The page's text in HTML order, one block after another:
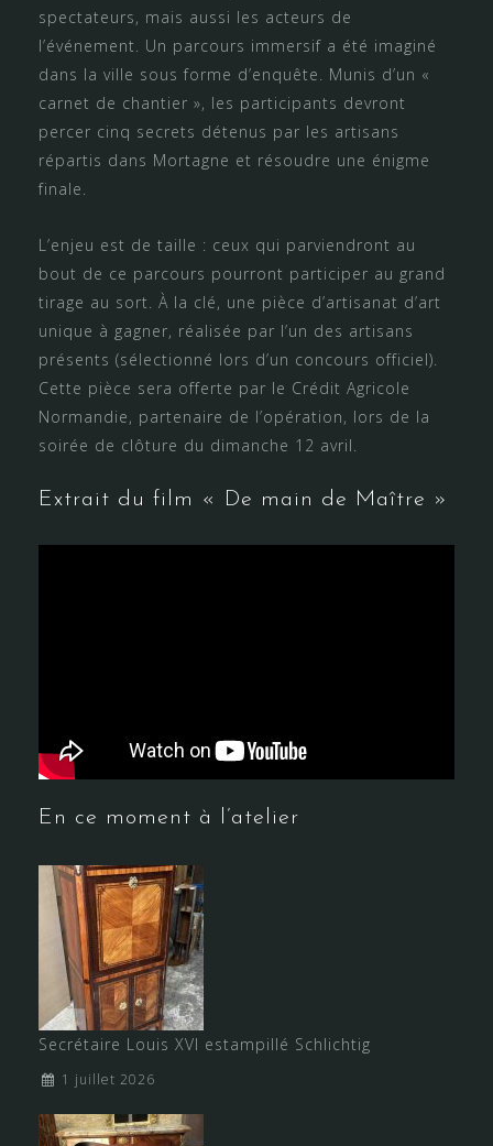
spectateurs, mais aussi les acteurs de
l’événement. Un parcours immersif a été imaginé
dans la ville sous forme d’enquête. Munis d’un «
carnet de chantier », les participants devront
percer cinq secrets détenus par les artisans
répartis dans Mortagne et résoudre une énigme
finale.
L’enjeu est de taille : ceux qui parviendront au
bout de ce parcours pourront participer au grand
tirage au sort. À la clé, une pièce d’artisanat d’art
unique à gagner, réalisée par l’un des artisans
présents (sélectionné lors d’un concours officiel).
Cette pièce sera offerte par le Crédit Agricole
Normandie, partenaire de l’opération, lors de la
soirée de clôture du dimanche 12 avril.
Extrait du film « De main de Maître »
En ce moment à l’atelier
Secrétaire Louis XVI estampillé Schlichtig
1 juillet 2026